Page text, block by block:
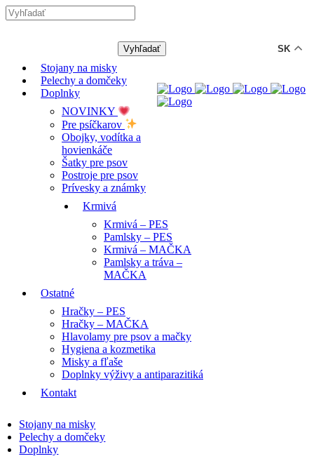
Stojany na misky
Pelechy a domčeky
Doplnky
NOVINKY
Pre psíčkarov
Obojky, vodítka a
hovienkáče
Šatky pre psov
Postroje pre psov
Prívesky a známky
Krmivá
Krmivá – PES
Pamlsky – PES
Krmivá – MAČKA
Pamlsky a tráva –
MAČKA
Ostatné
Hračky – PES
Hračky – MAČKA
Hlavolamy pre psov a mačky
Hygiena a kozmetika
Misky a fľaše
Doplnky výživy a antiparazitiká
Kontakt
Stojany na misky
Pelechy a domčeky
Doplnky
SK
-12% ZĽAVA s kódom "LETO12"